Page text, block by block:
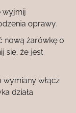
wyjmij
oprawy.
nową żarówkę o
się, że jest
wymiany włącz
działa